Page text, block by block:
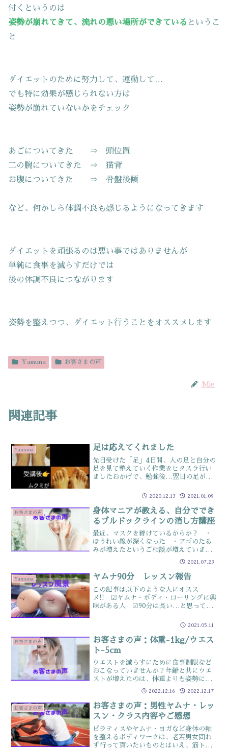
付くというのは
姿勢が崩れてきて、流れの悪い場所ができている というこ
と
ダイエットのために努力して、運動して…
でも特に効果が感じられない方は
姿勢が崩れていないかをチェック
あごについてきた ⇒ 頭位置
二の腕についてきた ⇒ 猫背
お腹についてきた ⇒ 骨盤後傾
など、何かしら体調不良も感じるようになってきます
ダイエットを頑張るのは悪い事ではありませんが
単純に食事を減らすだけでは
後の体調不良につながります
姿勢を整えつつ、ダイエット行うことをオススメします
Yamuna お客さまの声
Mie
関連記事
Yamuna 足は応えてくれました
先日受けた「足」4日間、人の足と自分の
足を見て整えていく作業をヒタスラ行い
ましたおかげで、勉強後…翌日の足がス
これは見た目の変化ですが体感的にも
呼吸がしやすい ✔姿...
2020.12.13 2021.01.09
お客さまの声
身体マニアが教える、自分ででき
るブルドックラインの消し方講座
最近、マスクを着けているからか？ ・
ほうれい線が深くなった ・アゴのたる
みが増えたというご相談が増えています
そこでAngel-heart 人と犬のアロマセ
ラピスト塚原小百合さんとコラボセミナ
ー（全3回）1回目ブルドッグライン（ほ
2021.07.23
Yamuna ヤムナ90分 レッスン報告
この記事は以下のような人にオスス
メ!! ☑ヤムナ・ボディ・ローリングに興
味がある人 ☑90分は長い…と思ってい
る人ヤムナ・ボディ・ローリング®と
て、身体を自分でケアするも...
2021.05.11
お客さまの声
お客さまの声：体重-1kg/ウエス
ト-5cm
ウエストを減らすにために食事制限など
おこなっていませんか？年齢と共にウエ
ストが増えたのは、体重よりも姿勢に原
因があることが多いです健康診断で体重
は-1kgだったのにウエストは5cmも減っ
た方のお声をpick upこの記事は以下のよ
うな人にオ...
2022.12.16 2022.12.17
お客さまの声
お客さまの声：男性ヤムナ・レッ
スン・クラス内容やご感想
ピラティスやヤムナ・ヨガなど身体の軸
を整えるボディワークは、老若男女問わ
ず行って貰いたいものとはいえ、筋トレ